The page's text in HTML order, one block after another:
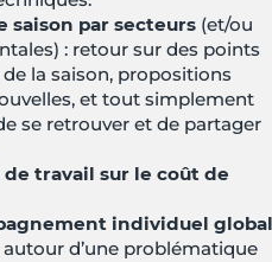
saison par secteurs (et/ou
: retour sur des points
la saison, propositions
et tout simplement
se retrouver et de partager
de travail sur le coût de
individuel
autour d’une problématique